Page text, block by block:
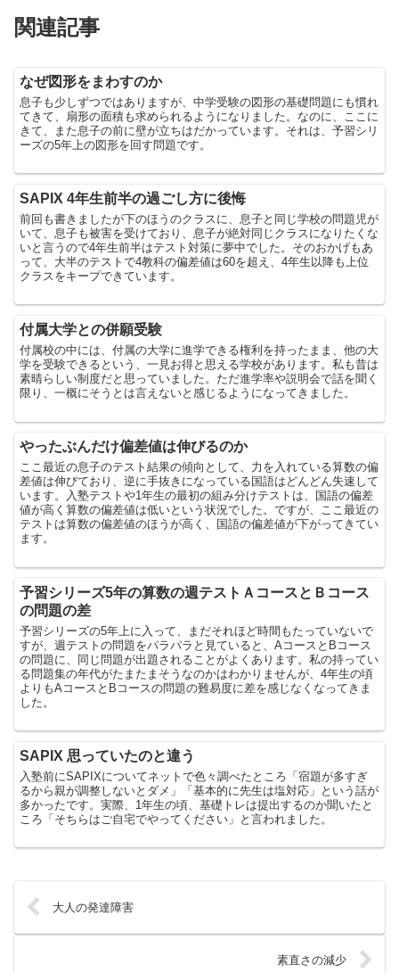
関連記事
なぜ図形をまわすのか
息子も少しずつではありますが、中学受験の図形の基礎問題にも慣れ
てきて、扇形の面積も求められるようになりました。なのに、ここに
きて、また息子の前に壁が立ちはだかっています。それは、予習シリ
ーズの5年上の図形を回す問題です。
SAPIX 4年生前半の過ごし方に後悔
前回も書きましたが下のほうのクラスに、息子と同じ学校の問題児が
いて、息子も被害を受けており、息子が絶対同じクラスになりたくな
いと言うので4年生前半はテスト対策に夢中でした。そのおかげもあ
って、大半のテストで4教科の偏差値は60を超え、4年生以降も上位
クラスをキープできています。
付属大学との併願受験
付属校の中には、付属の大学に進学できる権利を持ったまま、他の大
学を受験できるという、一見お得と思える学校があります。私も昔は
素晴らしい制度だと思っていました。ただ進学率や説明会で話を聞く
限り、一概にそうとは言えないと感じるようになってきました。
やったぶんだけ偏差値は伸びるのか
ここ最近の息子のテスト結果の傾向として、力を入れている算数の偏
差値は伸びており、逆に手抜きになっている国語はどんどん失速して
います。入塾テストや1年生の最初の組み分けテストは、国語の偏差
値が高く算数の偏差値は低いという状況でした。ですが、ここ最近の
テストは算数の偏差値のほうが高く、国語の偏差値が下がってきてい
ます。
予習シリーズ5年の算数の週テストＡコースとＢコース
の問題の差
予習シリーズの5年上に入って、まだそれほど時間もたっていないで
すが、週テストの問題をパラパラと見ていると、AコースとBコース
の問題に、同じ問題が出題されることがよくあります。私の持ってい
る問題集の年代がたまたまそうなのかはわかりませんが、4年生の頃
よりもAコースとBコースの問題の難易度に差を感じなくなってきま
した。
SAPIX 思っていたのと違う
入塾前にSAPIXについてネットで色々調べたところ「宿題が多すぎ
るから親が調整しないとダメ」「基本的に先生は塩対応」という話が
多かったです。実際、1年生の頃、基礎トレは提出するのか聞いたと
ころ「そちらはご自宅でやってください」と言われました。
大人の発達障害
素直さの減少